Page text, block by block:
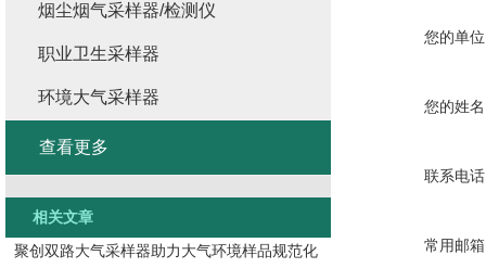
您的单
您的姓
联系电
常用邮
烟尘烟气采样器/检测仪
职业卫生采样器
环境大气采样器
查看更多
相关文章
聚创双路大气采样器助力大气环境样品规范化